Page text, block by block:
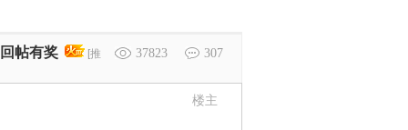
37823 307
帖有奖 [推
楼主